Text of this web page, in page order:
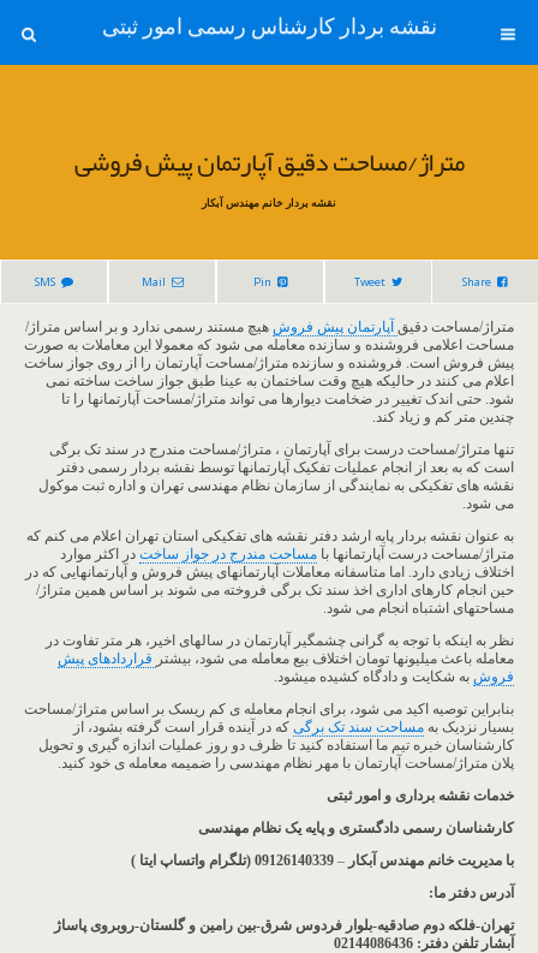
نقشه بردار کارشناس رسمی امور ثبتی
متراژ/مساحت دقیق آپارتمان پیش فروشی
نقشه بردار خانم مهندس آبکار
Share
Tweet
Pin
Mail
SMS
متراژ/مساحت دقیق آپارتمان پیش فروش هیچ مستند رسمی ندارد و بر اساس متراژ/
مساحت اعلامی فروشنده و سازنده معامله می شود که معمولا این معاملات به صورت
پیش فروش است. فروشنده و سازنده متراژ/مساحت آپارتمان را از روی جواز ساخت
اعلام می کنند در حالیکه هیچ وقت ساختمان به عینا طبق جواز ساخت ساخته نمی
شود. حتی اندک تغییر در ضخامت دیوارها می تواند متراژ/مساحت آپارتمانها را تا
چندین متر کم و زیاد کند.
تنها متراژ/مساحت درست برای آپارتمان ، متراژ/مساحت مندرج در سند تک برگی
است که به بعد از انجام عملیات تفکیک آپارتمانها توسط نقشه بردار رسمی دفتر
نقشه های تفکیکی به نمایندگی از سازمان نظام مهندسی تهران و اداره ثبت موکول
می شود.
به عنوان نقشه بردار پایه ارشد دفتر نقشه های تفکیکی استان تهران اعلام می کنم که
متراژ/مساحت درست آپارتمانها با مساحت مندرج در جواز ساخت در اکثر موارد
اختلاف زیادی دارد. اما متاسفانه معاملات آپارتمانهای پیش فروش و آپارتمانهایی که در
حین انجام کارهای اداری اخذ سند تک برگی فروخته می شوند بر اساس همین متراژ/
مساحتهای اشتباه انجام می شود.
نظر به اینکه با توجه به گرانی چشمگیر آپارتمان در سالهای اخیر، هر متر تفاوت در
معامله باعث میلیونها تومان اختلاف بیع معامله می شود، بیشتر قراردادهای پیش
فروش به شکایت و دادگاه کشیده میشود.
بنابراین توصیه اکید می شود، برای انجام معامله ی کم ریسک بر اساس متراژ/مساحت
بسیار نزدیک به مساحت سند تک برگی که در آینده قرار است گرفته بشود، از
کارشناسان خبره تیم ما استفاده کنید تا ظرف دو روز عملیات اندازه گیری و تحویل
پلان متراژ/مساحت آپارتمان با مهر نظام مهندسی را ضمیمه معامله ی خود کنید.
خدمات نقشه برداری و امور ثبتی
کارشناسان رسمی دادگستری و پایه یک نظام مهندسی
با مدیریت خانم مهندس آبکار – 09126140339 (تلگرام واتساپ ایتا )
آدرس دفتر ما:
تهران-فلکه دوم صادقیه-بلوار فردوس شرق-بین رامین و گلستان-روبروی پاساژ
آبشار تلفن دفتر: 02144086436